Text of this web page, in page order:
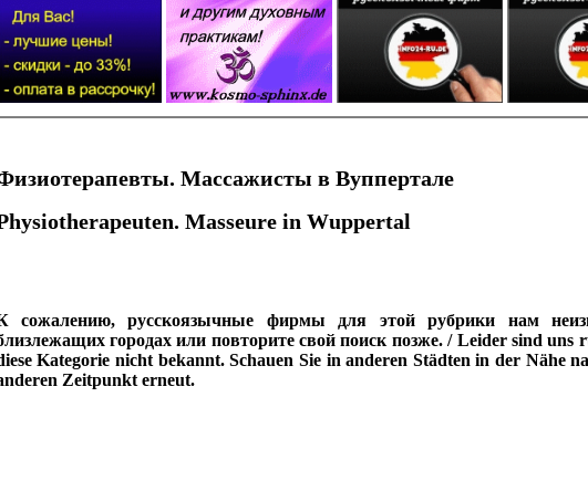
Массажисты в Вуппертале
Masseure in Wuppertal
сожалению, русскоязычные фирмы для этой рубрики нам
городах или повторите свой поиск позже. / Leider sind uns
Kategorie nicht bekannt. Schauen Sie in anderen Städten in der Nähe
Zeitpunkt erneut.